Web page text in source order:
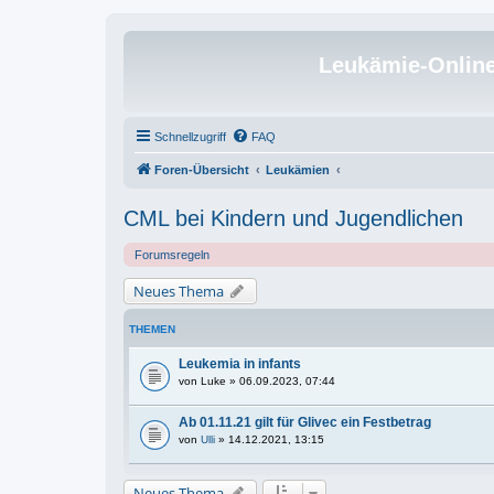
Leukämie-
Schnellzugriff FAQ
Foren-Übersicht Leukämien
CML bei Kindern und Jugendlichen
Forumsregeln
Neues Thema
THEMEN
Leukemia in infants
von Luke » 06.09.2023, 07:44
Ab 01.11.21 gilt für Glivec ein Festbetrag
von Ulli » 14.12.2021, 13:15